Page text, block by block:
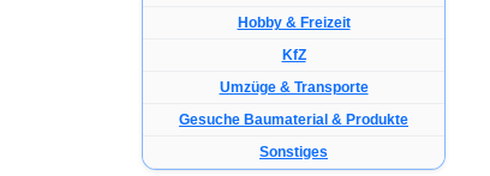
Hobby & Freizeit
KfZ
Umzüge & Transporte
Gesuche Baumaterial & Produkte
Sonstiges